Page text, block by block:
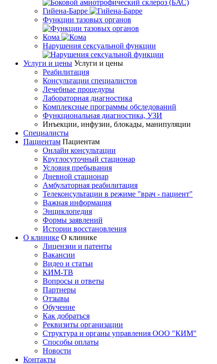
Гийена-Барре
Функции тазовых органов
Кома
Нарушения сексуальной функции
Услуги и цены Услуги и цены
Реабилитация
Консультации специалистов
Лечебные процедуры
Лабораторная диагностика
Комплексные программы обследований
Функциональная диагностика, УЗИ
Инъекции, инфузии, блокады, манипуляции
Специалисты
Пациентам Пациентам
Онлайн консультации
Круглосуточный стационар
Условия пребывания
Дневной стационар
Амбулаторная реабилитация
Телеконсультации в режиме "врач - пациент"
Важная информация
Энциклопедия
Формы заявлений
Истории восстановления
О клинике О клинике
Лицензии и патенты
Вакансии
Видео и статьи
КИМ-ТВ
Вопросы и ответы
Партнеры
Отзывы
Обучение
Как добраться
Реквизиты организации
Структура и органы управления ООО "КИМ"
Способы оплаты
Новости
Контакты